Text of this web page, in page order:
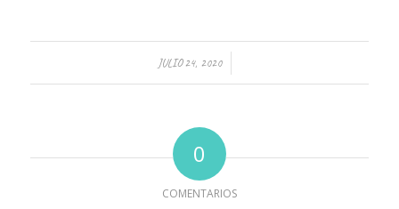
JULIO 24, 2020
/
0
COMENTARIOS